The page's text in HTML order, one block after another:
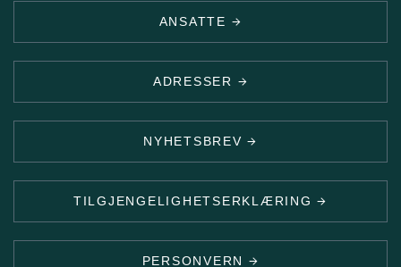
ANSATTE
ADRESSER
NYHETSBREV
TILGJENGELIGHETSERKLÆRING
PERSONVERN